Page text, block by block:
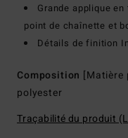
Grande applique
point de chaînette et
Détails de finition
Composition [Matière
polyester
Traçabilité du produit